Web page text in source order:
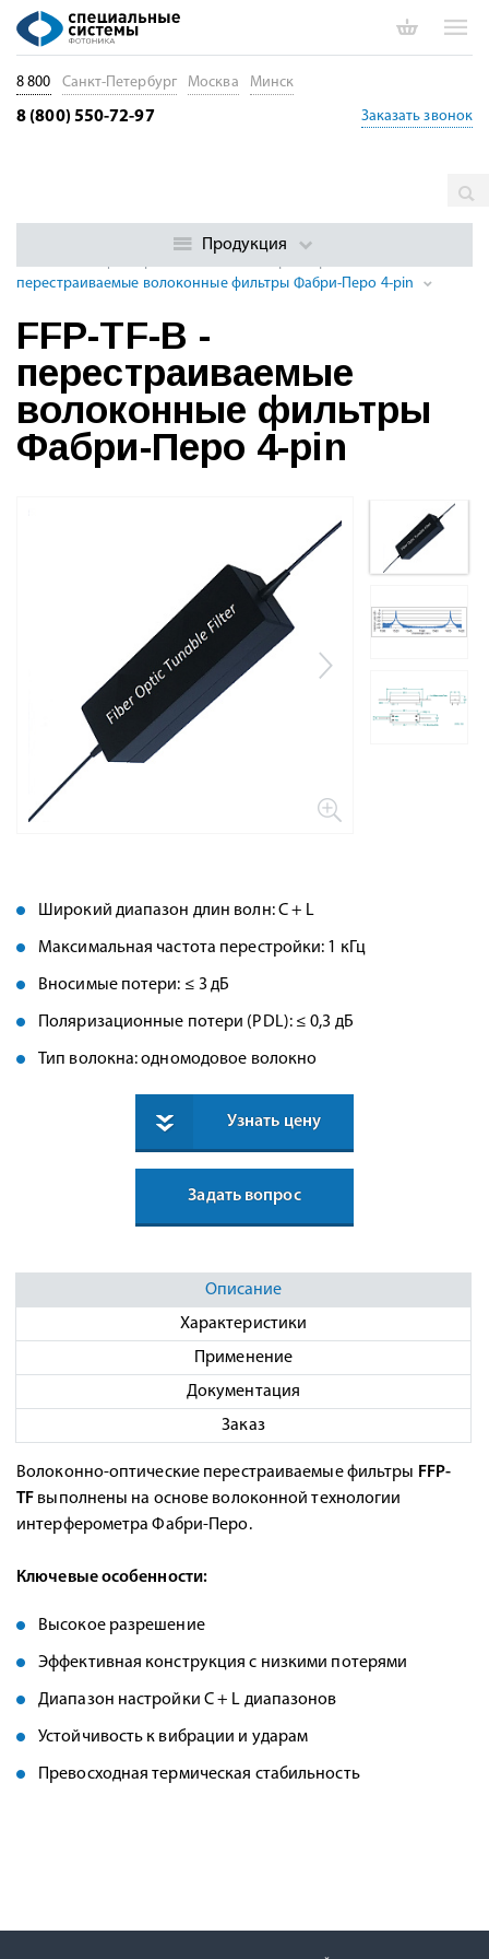
Оптические фильтры (OEM-модули)
перестраиваемые волоконные фильтры Фабри-Перо 4-pin
FFP-TF-B -
перестраиваемые
волоконные фильтры
Фабри-Перо 4-pin
Широкий диапазон длин волн: C + L
Максимальная частота перестройки: 1 кГц
Вносимые потери: ≤ 3 дБ
Поляризационные потери (PDL): ≤ 0,3 дБ
Тип волокна: одномодовое волокно
Узнать цену
Задать вопрос
Описание
Характеристики
Применение
Документация
Заказ
Волоконно-оптические перестраиваемые фильтры FFP-
TF выполнены на основе волоконной технологии
интерферометра Фабри-Перо.
Ключевые особенности:
Высокое разрешение
Эффективная конструкция с низкими потерями
Диапазон настройки C + L диапазонов
Устойчивость к вибрации и ударам
Превосходная термическая стабильность
8 800 Санкт-Петербург Москва Минск
8 (800) 550-72-97 Заказать звонок
Продукция